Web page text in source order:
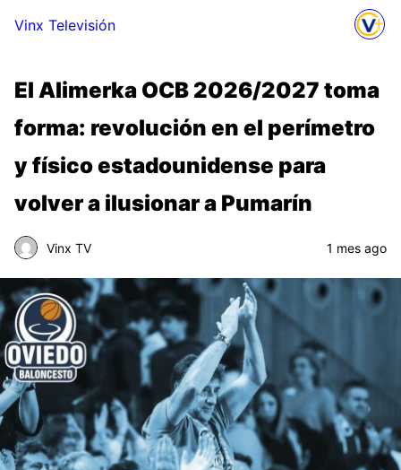
Vinx Televisión
El Alimerka OCB 2026/2027 toma
forma: revolución en el perímetro
y físico estadounidense para
volver a ilusionar a Pumarín
Vinx TV 1 mes ago